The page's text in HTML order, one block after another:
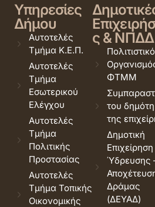
Υπηρεσίες
Δήμου
Αυτοτελές
Τμήμα Κ.Ε.Π.
Αυτοτελές
Τμήμα
Εσωτερικού
Ελέγχου
Αυτοτελές
Τμήμα
Πολιτικής
Προστασίας
Αυτοτελές
Τμήμα Τοπικής
Οικονομικής
ς & ΝΠΔΔ
ΦΤΜΜ
του δημότη
της
Δημοτική
Επιχείρηση
Ύδρευσης
Δράμας
(ΔΕΥΑΔ)